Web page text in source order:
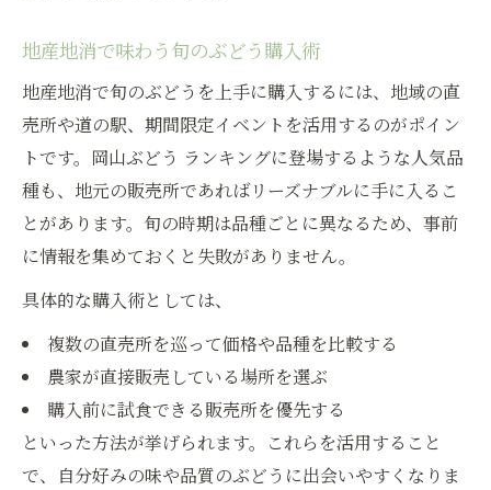
地産地消で味わう旬のぶどう購入術
地産地消で旬のぶどうを上手に購入するには、地域の直
売所や道の駅、期間限定イベントを活用するのがポイン
トです。岡山ぶどう ランキングに登場するような人気品
種も、地元の販売所であればリーズナブルに手に入るこ
とがあります。旬の時期は品種ごとに異なるため、事前
に情報を集めておくと失敗がありません。
具体的な購入術としては、
複数の直売所を巡って価格や品種を比較する
農家が直接販売している場所を選ぶ
購入前に試食できる販売所を優先する
といった方法が挙げられます。これらを活用すること
で、自分好みの味や品質のぶどうに出会いやすくなりま